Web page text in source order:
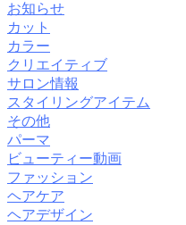
お知らせ
カット
カラー
クリエイティブ
サロン情報
スタイリングアイテム
その他
パーマ
ビューティー動画
ファッション
ヘアケア
ヘアデザイン